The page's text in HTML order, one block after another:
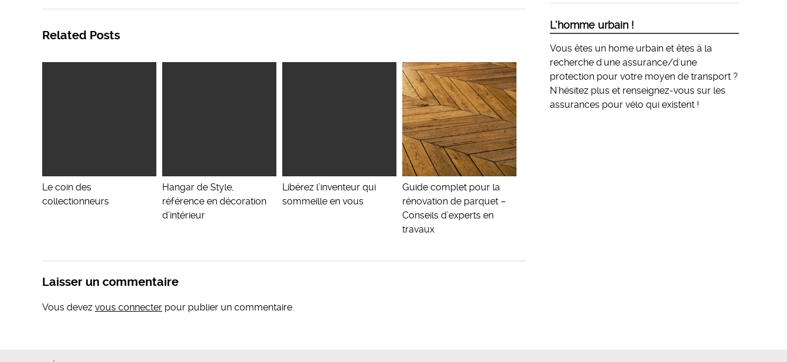
Related Posts
Le coin des
collectionneurs
Hangar de Style,
référence en décoration
d’intérieur
Libérez l’inventeur qui
sommeille en vous
Guide complet pour la
rénovation de parquet –
Conseils d’experts en
travaux
Laisser un commentaire
Vous devez vous connecter pour publier un commentaire.
L’homme urbain !
Vous êtes un home urbain et êtes à la
recherche d'une assurance/d'une
protection pour votre moyen de transport ?
N'hésitez plus et renseignez-vous sur les
assurances pour vélo qui existent !